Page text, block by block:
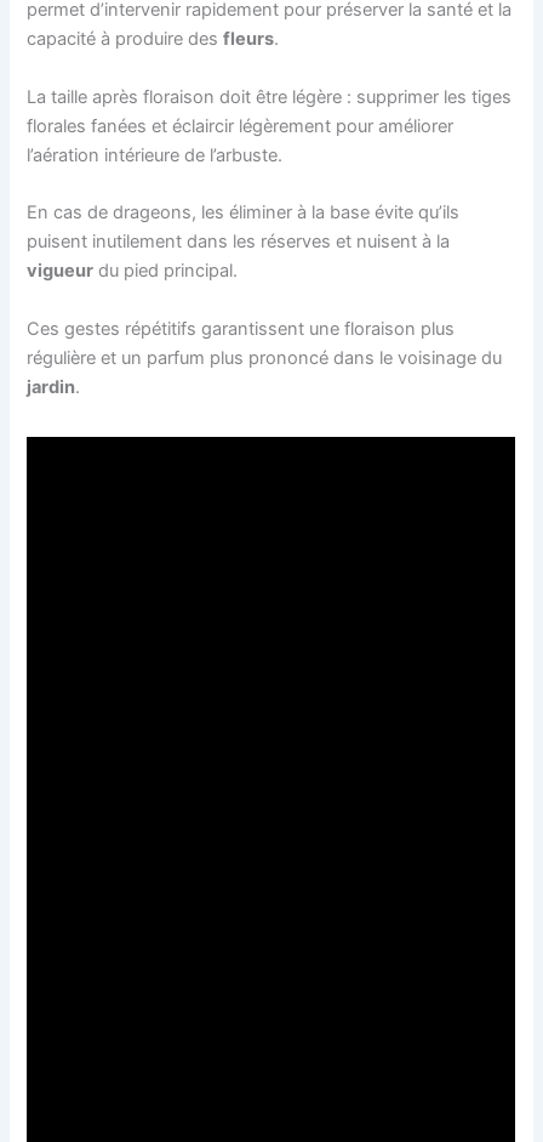
permet d’intervenir rapidement pour préserver la santé et la
capacité à produire desfleurs.
La taille après floraison doit être légère : supprimer les tiges
florales fanées et éclaircir légèrement pour améliorer
l’aération intérieure de l’arbuste.
En cas de drageons, les éliminer à la base évite qu’ils
puisent inutilement dans les réserves et nuisent à la
vigueur du pied principal.
Ces gestes répétitifs garantissent une floraison plus
régulière et un parfum plus prononcé dans le voisinage du
jardin.